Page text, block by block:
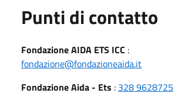
Punti di contatto
Fondazione AIDA ETS ICC :
fondazione@fondazioneaida.it
Fondazione Aida - Ets : 328 9628725